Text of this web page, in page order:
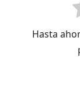
Hasta